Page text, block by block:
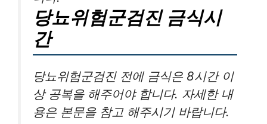
당뇨위험군검진 금식시
간
당뇨위험군검진 전에 금식은 8시간 이
상 공복을 해주어야 합니다. 자세한 내
용은 본문을 참고 해주시기 바랍니다.